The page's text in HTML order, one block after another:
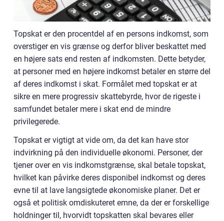
Topskat er den procentdel af en persons indkomst, som
overstiger en vis grænse og derfor bliver beskattet med
en højere sats end resten af indkomsten. Dette betyder,
at personer med en højere indkomst betaler en større del
af deres indkomst i skat. Formålet med topskat er at
sikre en mere progressiv skattebyrde, hvor de rigeste i
samfundet betaler mere i skat end de mindre
privilegerede.
Topskat er vigtigt at vide om, da det kan have stor
indvirkning på den individuelle økonomi. Personer, der
tjener over en vis indkomstgrænse, skal betale topskat,
hvilket kan påvirke deres disponibel indkomst og deres
evne til at lave langsigtede økonomiske planer. Det er
også et politisk omdiskuteret emne, da der er forskellige
holdninger til, hvorvidt topskatten skal bevares eller